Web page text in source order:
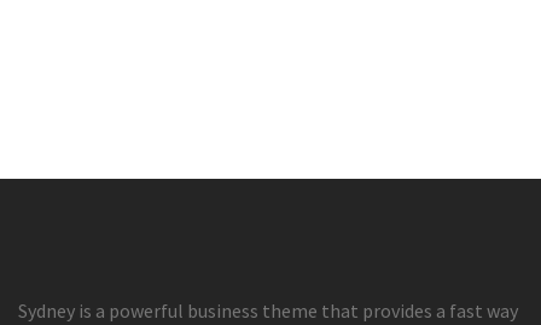
Sydney is a powerful business theme that provides a fast way